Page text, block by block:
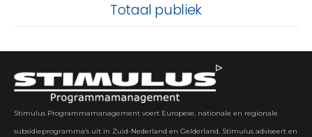
Totaal publiek
Stimulus Programmamanagement voert Europese, nationale en regionale
subsidieprogramma’s uit in Zuid-Nederland en Gelderland. Stimulus adviseert en